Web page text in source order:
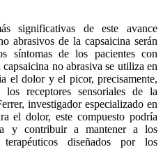
significativas de este avance
abrasivos de la capsaicina serán
síntomas de los pacientes con
no abrasiva se utiliza en
el dolor y el picor, precisamente,
receptores sensoriales de la
investigador especializado en
el dolor, este compuesto podría
y contribuir a mantener a los
diseñados por los